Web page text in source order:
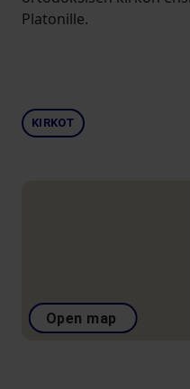
Platonille.
KIRKOT
Open map